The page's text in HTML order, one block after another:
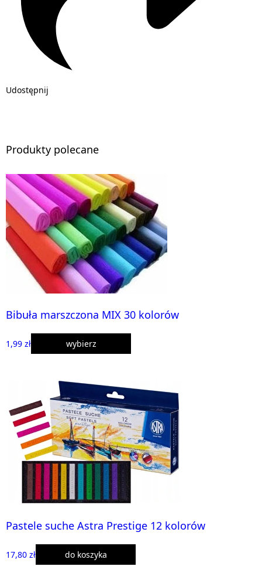
Udostępnij
Produkty polecane
Bibuła marszczona MIX 30 kolorów
1,99 zł wybierz
Pastele suche Astra Prestige 12 kolorów
17,80 zł do koszyka